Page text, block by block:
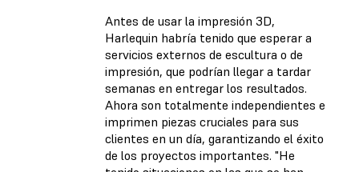
Antes de usar la impresión 3D,
Harlequin habría tenido que esperar a
servicios externos de escultura o de
impresión, que podrían llegar a tardar
semanas en entregar los resultados.
Ahora son totalmente independientes e
imprimen piezas cruciales para sus
clientes en un día, garantizando el éxito
de los proyectos importantes. "He